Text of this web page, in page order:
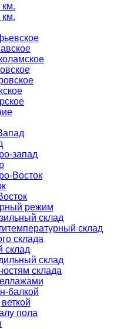
км.
км.
запад
Восток
режим
склад
склад
склада
склад
склад
склада
балкой
пола